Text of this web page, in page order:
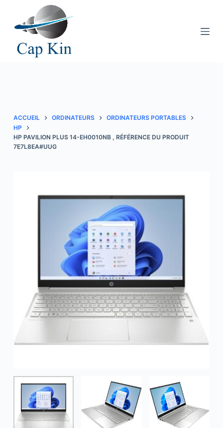
c
o
n
ACCUEIL ORDINATEURS
ORDINATEURS PORTABLES
HP
HP PAVILION PLUS 14-EH0010NB , RÉFÉRENCE DU PRODUIT
7E7L8EA#UUG